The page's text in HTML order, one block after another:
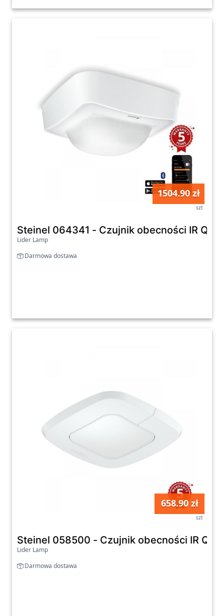
1504.90 zł
szt
Steinel 064341 - Czujnik obecności IR
Lider Lamp
Darmowa dostawa
658.90 zł
szt
Steinel 058500 - Czujnik obecności IR
Lider Lamp
Darmowa dostawa